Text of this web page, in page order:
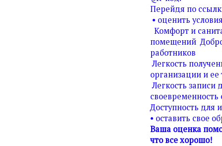
Перейдя по
• оценить
Комфорт и
помещений
работников
Легкость
организации и ее
Легкость записи
своевременность
Доступность для
• оставить свое
Ваша оценка
что все хорошо!